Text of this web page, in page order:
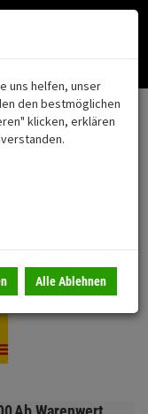
Alle Kategorien
FAHRZEUGTEILE
Montageständer
Beleuchtung
Fahrwerk
ist momentan leer.
Fertig
einverstanden!
uns helfen, unser
den bestmöglichen
klicken, erklären
Alle Ablehnen